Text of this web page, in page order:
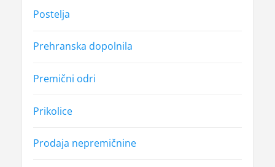
Postelja
Prehranska dopolnila
Premični odri
Prikolice
Prodaja nepremičnine